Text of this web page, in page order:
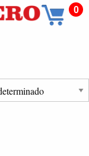
0